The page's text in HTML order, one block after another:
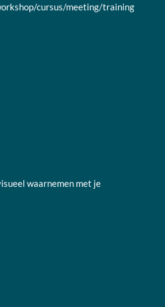
cursus/meeting/training
waarnemen met je